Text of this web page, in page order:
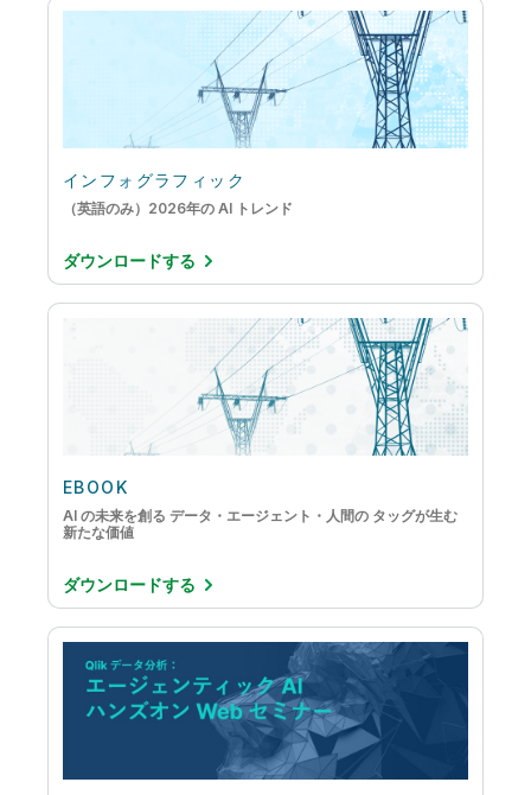
インフォグラフィック
（英語のみ）2026年の AI トレンド
ダウンロードする
EBOOK
AI の未来を創る データ・エージェント・人間の タッグが生む
新たな価値
ダウンロードする